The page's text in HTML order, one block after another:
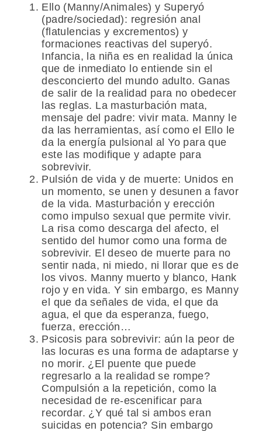
Ello (Manny/Animales) y Superyó
(padre/sociedad): regresión anal
(flatulencias y excrementos) y
formaciones reactivas del superyó.
Infancia, la niña es en realidad la única
que de inmediato lo entiende sin el
desconcierto del mundo adulto. Ganas
de salir de la realidad para no obedecer
las reglas. La masturbación mata,
mensaje del padre: vivir mata. Manny le
da las herramientas, así como el Ello le
da la energía pulsional al Yo para que
este las modifique y adapte para
sobrevivir.
Pulsión de vida y de muerte: Unidos en
un momento, se unen y desunen a favor
de la vida. Masturbación y erección
como impulso sexual que permite vivir.
La risa como descarga del afecto, el
sentido del humor como una forma de
sobrevivir. El deseo de muerte para no
sentir nada, ni miedo, ni llorar que es de
los vivos. Manny muerto y blanco, Hank
rojo y en vida. Y sin embargo, es Manny
el que da señales de vida, el que da
agua, el que da esperanza, fuego,
fuerza, erección…
Psicosis para sobrevivir: aún la peor de
las locuras es una forma de adaptarse y
no morir. ¿El puente que puede
regresarlo a la realidad se rompe?
Compulsión a la repetición, como la
necesidad de re-escenificar para
recordar. ¿Y qué tal si ambos eran
suicidas en potencia? Sin embargo